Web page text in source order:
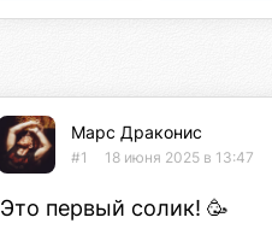
Марс Драконис
#1 18 июня 2025 в 13:47
Это первый солик! 🥳